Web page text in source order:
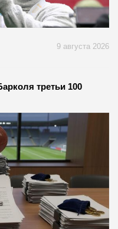
9 августа 2026
третьи 100